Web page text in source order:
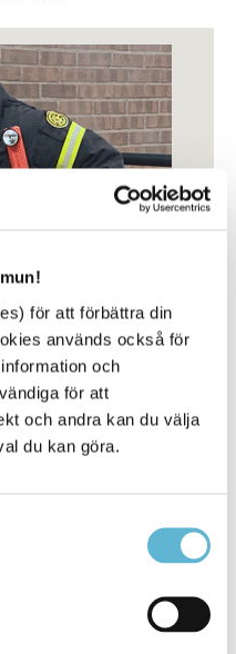
för att förbättra din
används också för
och
för att
och andra kan du välja
du kan göra.